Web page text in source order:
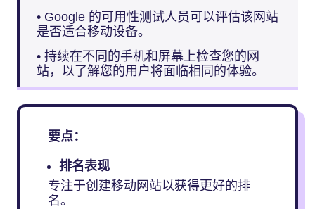
• Google 的可用性测试人员可以评估该网站
是否适合移动设备。
• 持续在不同的手机和屏幕上检查您的网
站，以了解您的用户将面临相同的体验。
要点：
排名表现
专注于创建移动网站以获得更好的排
名。